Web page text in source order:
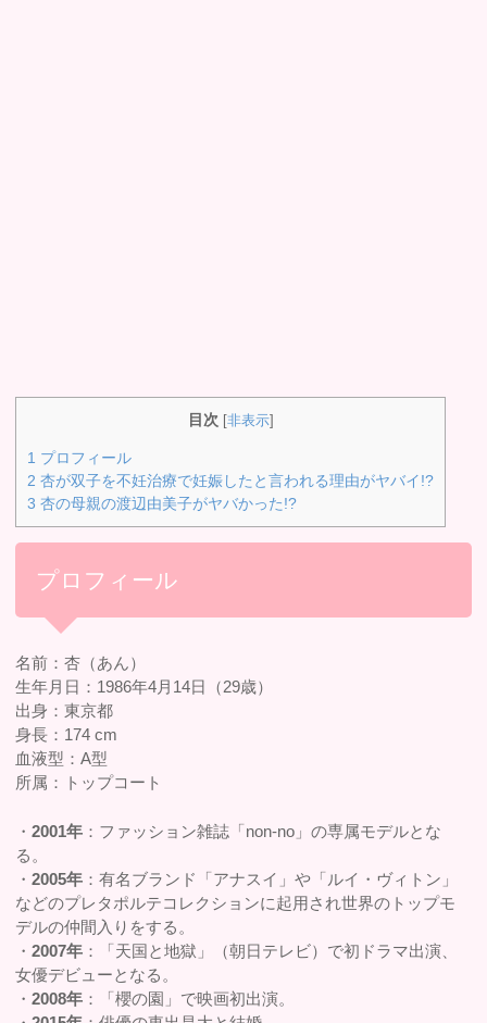
目次 [非表示]
1 プロフィール
2 杏が双子を不妊治療で妊娠したと言われる理由がヤバイ!?
3 杏の母親の渡辺由美子がヤバかった!?
プロフィール
名前：杏（あん）
生年月日：1986年4月14日（29歳）
出身：東京都
身長：174 cm
血液型：A型
所属：トップコート
・2001年 ：ファッション雑誌「non-no」の専属モデルとな
る。
・2005年 ：有名ブランド「アナスイ」や「ルイ・ヴィトン」
などのプレタポルテコレクションに起用され世界のトップモ
デルの仲間入りをする。
・2007年 ：「天国と地獄」（朝日テレビ）で初ドラマ出演、
女優デビューとなる。
・2008年 ：「櫻の園」で映画初出演。